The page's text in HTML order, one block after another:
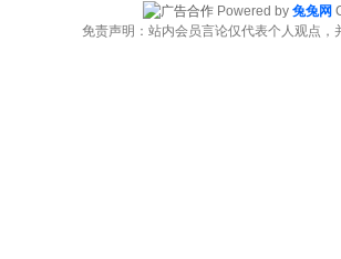
Powered by 兔兔网
免责声明：站内会员言论仅代表个人观点